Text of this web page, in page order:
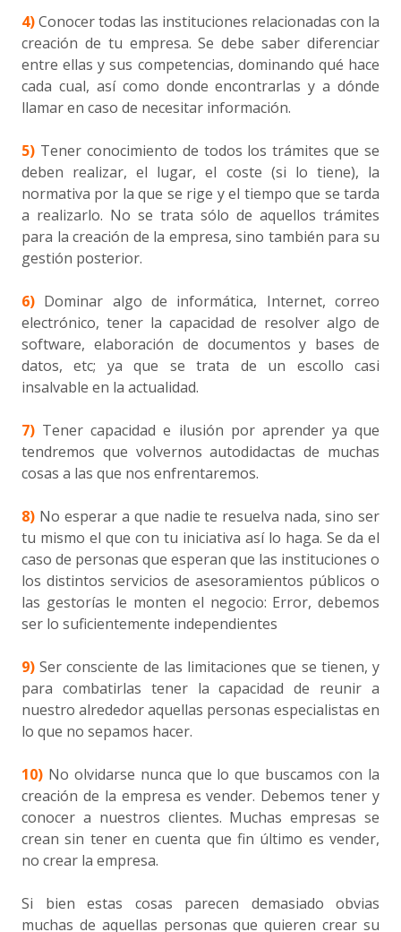
4)Conocer todas las instituciones relacionadas con la
creación de tu empresa. Se debe saber diferenciar
entre ellas y sus competencias, dominando qué hace
cada cual, así como donde encontrarlas y a dónde
llamar en caso de necesitar información.
5) Tener conocimiento de todos los trámites que se
deben realizar, el lugar, el coste (si lo tiene), la
normativa por la que se rige y el tiempo que se tarda
a realizarlo. No se trata sólo de aquellos trámites
para la creación de la empresa, sino también para su
gestión posterior.
6) Dominar algo de informática, Internet, correo
electrónico, tener la capacidad de resolver algo de
software, elaboración de documentos y bases de
datos, etc; ya que se trata de un escollo casi
insalvable en la actualidad.
7) Tener capacidad e ilusión por aprender ya que
tendremos que volvernos autodidactas de muchas
cosas a las que nos enfrentaremos.
8) No esperar a que nadie te resuelva nada, sino ser
tu mismo el que con tu iniciativa así lo haga. Se da el
caso de personas que esperan que las instituciones o
los distintos servicios de asesoramientos públicos o
las gestorías le monten el negocio: Error, debemos
ser lo suficientemente independientes
9) Ser consciente de las limitaciones que se tienen, y
para combatirlas tener la capacidad de reunir a
nuestro alrededor aquellas personas especialistas en
lo que no sepamos hacer.
10) No olvidarse nunca que lo que buscamos con la
creación de la empresa es vender. Debemos tener y
conocer a nuestros clientes. Muchas empresas se
crean sin tener en cuenta que fin último es vender,
no crear la empresa.
Si bien estas cosas parecen demasiado obvias
muchas de aquellas personas que quieren crear su